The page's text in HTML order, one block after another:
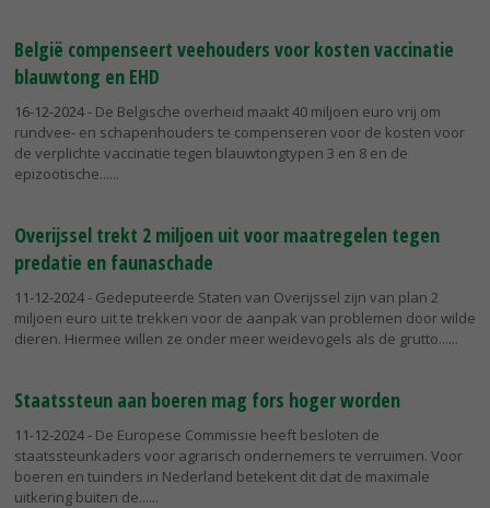
België compenseert veehouders voor kosten vaccinatie
blauwtong en EHD
16-12-2024- De Belgische overheid maakt 40 miljoen euro vrij om
rundvee- en schapenhouders te compenseren voor de kosten voor
de verplichte vaccinatie tegen blauwtongtypen 3 en 8 en de
epizoötische...
Overijssel trekt 2 miljoen uit voor maatregelen tegen
predatie en faunaschade
11-12-2024- Gedeputeerde Staten van Overijssel zijn van plan 2
miljoen euro uit te trekken voor de aanpak van problemen door wilde
dieren. Hiermee willen ze onder meer weidevogels als de grutto...
Staatssteun aan boeren mag fors hoger worden
11-12-2024- De Europese Commissie heeft besloten de
staatssteunkaders voor agrarisch ondernemers te verruimen. Voor
boeren en tuinders in Nederland betekent dit dat de maximale
uitkering buiten de...